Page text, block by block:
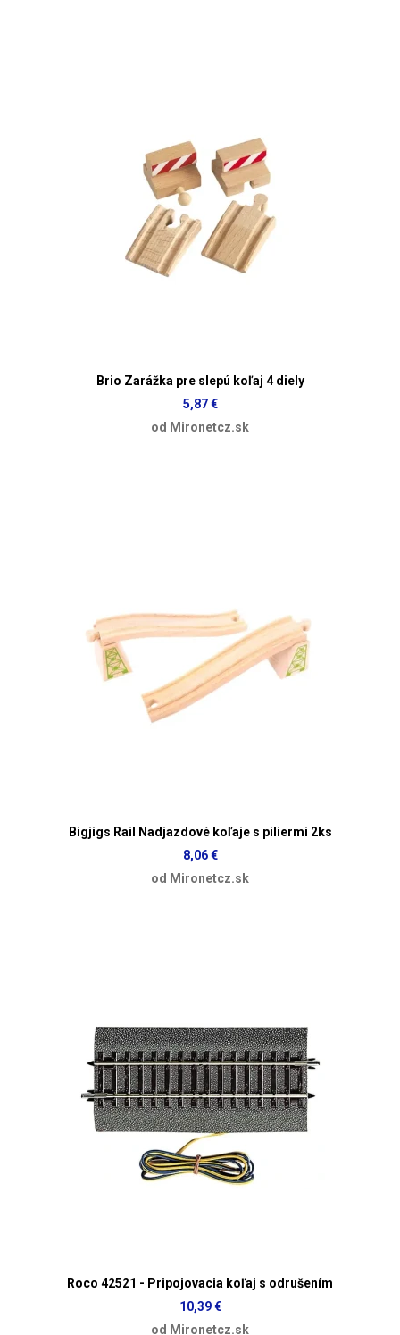
Brio Zarážka pre slepú koľaj 4 diely
5,87 €
od Mironetcz.sk
Bigjigs Rail Nadjazdové koľaje s piliermi 2ks
8,06 €
od Mironetcz.sk
Roco 42521 - Pripojovacia koľaj s odrušením
10,39 €
od Mironetcz.sk